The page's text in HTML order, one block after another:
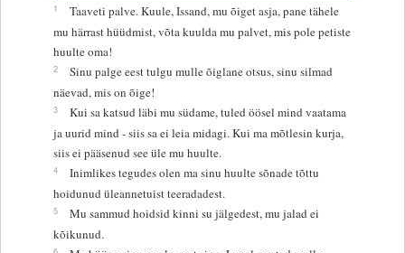
1
Taaveti palve. Kuule, Issand, mu õiget asja, pane tähele
mu härrast hüüdmist, võta kuulda mu palvet, mis pole petiste
huulte oma!
2
Sinu palge eest tulgu mulle õiglane otsus, sinu silmad
näevad, mis on õige!
3
Kui sa katsud läbi mu südame, tuled öösel mind vaatama
ja uurid mind - siis sa ei leia midagi. Kui ma mõtlesin kurja,
siis ei pääsenud see üle mu huulte.
4
Inimlikes tegudes olen ma sinu huulte sõnade tõttu
hoidunud üleannetuist teeradadest.
5
Mu sammud hoidsid kinni su jälgedest, mu jalad ei
kõikunud.